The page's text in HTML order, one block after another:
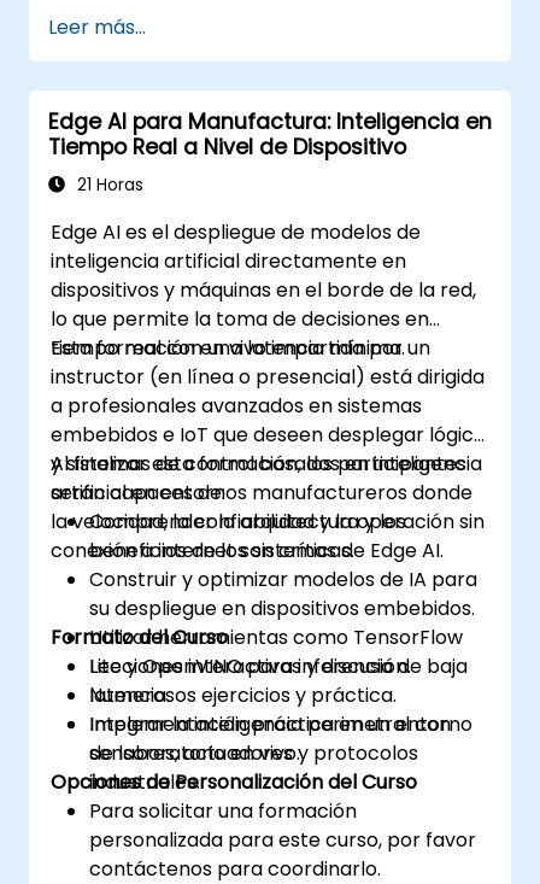
en dispositivos periféricos para
aplicaciones de IoT.
Implementar el procesamiento de datos
en tiempo real y la toma de decisiones en
sistemas de IoT.
Integrar Edge AI con diversos protocolos
Abordar las consideraciones éticas y las
mejores prácticas en Edge AI para IoT.
Leer más...
Edge AI para Manufactura: Inteligencia en
Tiempo Real a Nivel de Dispositivo
21 Horas
Edge AI es el despliegue de modelos de
inteligencia artificial directamente en
dispositivos y máquinas en el borde de la red,
lo que permite la toma de decisiones en
tiempo real con una latencia mínima.
Esta formación en vivo impartida por un
instructor (en línea o presencial) está dirigida
a profesionales avanzados en sistemas
embebidos e IoT que deseen desplegar lógica
y sistemas de control basados en inteligencia
artificial en entornos manufactureros donde
la velocidad, la confiabilidad y la operación sin
conexión a internet son críticas.
Al finalizar esta formación, los participantes
serán capaces de:
Comprender la arquitectura y los
beneficios de los sistemas de Edge AI.
Construir y optimizar modelos de IA para
su despliegue en dispositivos embebidos.
Utilizar herramientas como TensorFlow
Lite y OpenVINO para inferencia de baja
latencia.
Integrar la inteligencia perimetral con
sensores, actuadores y protocolos
industriales.
Formato del Curso
Lecciones interactivas y discusión.
Numerosos ejercicios y práctica.
Implementación práctica en un entorno
de laboratorio en vivo.
Opciones de Personalización del Curso
Para solicitar una formación
personalizada para este curso, por favor
contáctenos para coordinarlo.